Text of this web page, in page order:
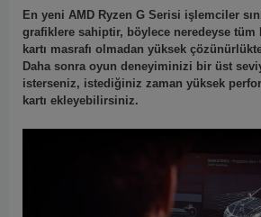
En yeni AMD Ryzen G Serisi işlemciler
grafiklere sahiptir, böylece neredeyse tüm
kartı masrafı olmadan yüksek
Daha sonra oyun deneyiminizi bir üst
isterseniz, istediğiniz zaman yüksek
kartı ekleyebilirsiniz.